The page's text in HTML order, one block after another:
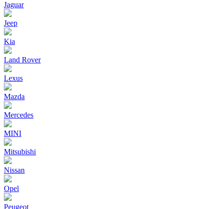
Jaguar
Jeep
Kia
Land Rover
Lexus
Mazda
Mercedes
MINI
Mitsubishi
Nissan
Opel
Peugeot